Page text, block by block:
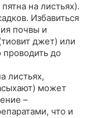
на листьях).
Избавиться
почвы и
джет) или
до
листьях,
может
–
что и